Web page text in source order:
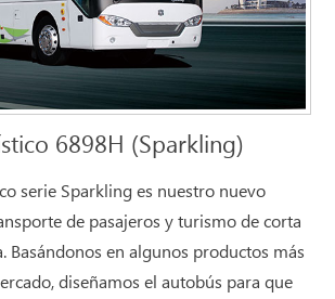
6898H (Sparkling)
serie Sparkling es nuestro nuevo
de pasajeros y turismo de corta
Basándonos en algunos productos más
diseñamos el autobús para que